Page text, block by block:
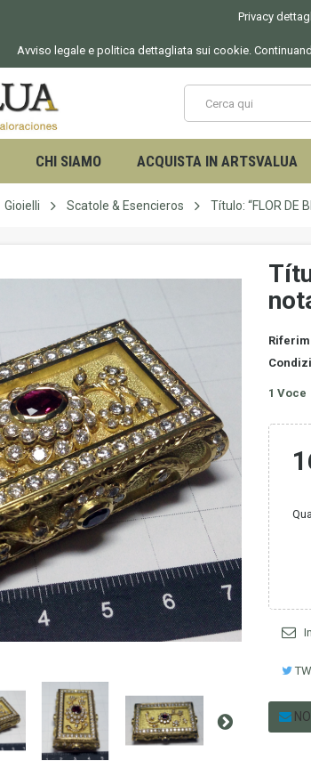
Privacy
Avviso legale e politica dettagliata sui cookie.
CHI SIAMO ACQUISTA IN ARTSVALUA
Gioielli Scatole & Esencieros Título: “FLOR DE
1 Voce